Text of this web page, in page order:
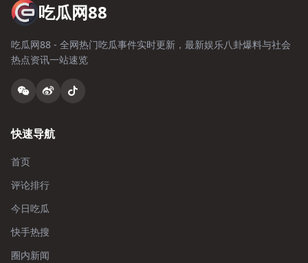
吃瓜网88
吃瓜网88 - 全网热门吃瓜事件实时更新，最新娱乐八卦爆料与社会
热点资讯一站速览
快速导航
首页
评论排行
今日吃瓜
快手热搜
圈内新闻